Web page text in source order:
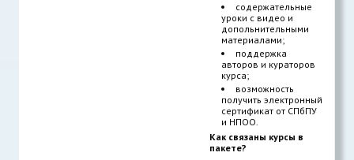
содержательные
уроки с видео и
допольнительными
материалами;
поддержка
авторов и кураторов
курса;
возможность
получить электронный
сертификат от СПбПУ
и НПОО.
Как связаны курсы в
пакете?